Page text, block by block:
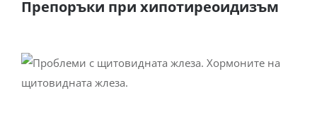
Препоръки при хипотиреоидизъм